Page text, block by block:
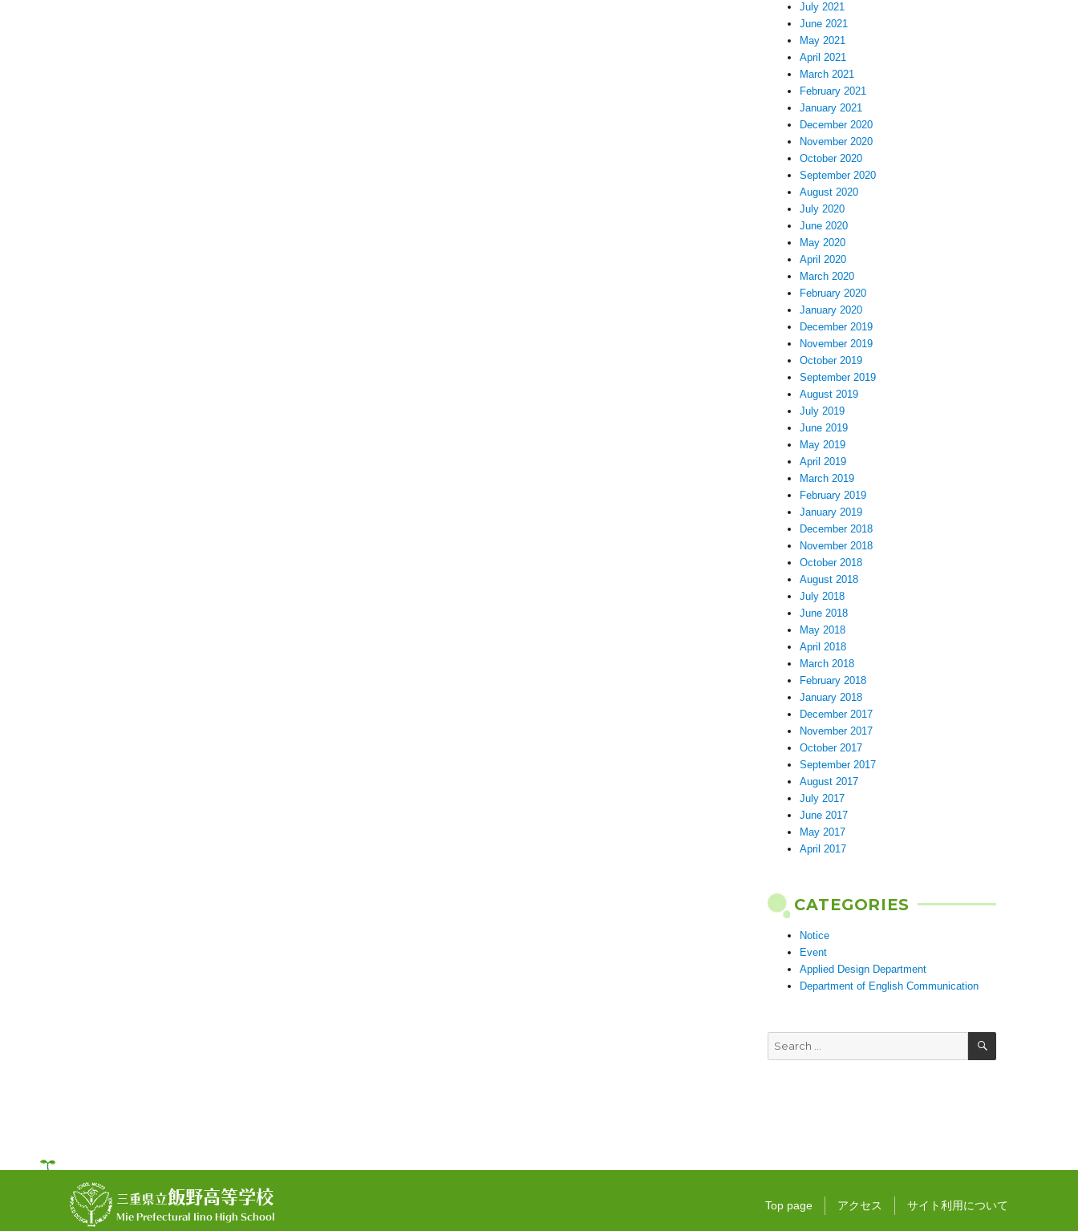
July 2021
June 2021
May 2021
April 2021
March 2021
February 2021
January 2021
December 2020
November 2020
October 2020
September 2020
August 2020
July 2020
June 2020
May 2020
April 2020
March 2020
February 2020
January 2020
December 2019
November 2019
October 2019
September 2019
August 2019
July 2019
June 2019
May 2019
April 2019
March 2019
February 2019
January 2019
December 2018
November 2018
October 2018
August 2018
July 2018
June 2018
May 2018
April 2018
March 2018
February 2018
January 2018
December 2017
November 2017
October 2017
September 2017
August 2017
July 2017
June 2017
May 2017
April 2017
CATEGORIES
Notice
Event
Applied Design Department
Department of English Communication
Search
for:
SEARCH
三重県立飯野高等学校
Mie Prefectural Iino High School
Top page アクセス サイト利用について